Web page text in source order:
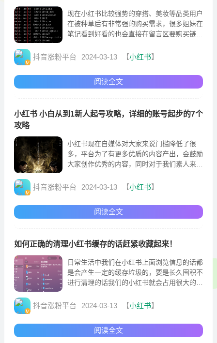
现在小红书比较强势的穿搭、美妆等品类用户
在被种草后有非常强的购买需求，很多姐妹在
笔记看到好看的也会直接在留言区要购买链
严
抖音涨粉平台 2024-03-13 【小红书】
阅读全文
小红书 小白从到1新人起号攻略，详细的账号起步的7个
攻略
小红书现在自媒体对大家来说门槛降低了很
多，平台为了有更多优质的内容产出，会鼓励
大家创作优秀的内容，同时对于我们素人来
抖音涨粉平台 2024-03-13 【小红书】
阅读全文
如何正确的清理小红书缓存的话赶紧收藏起来！
日常生活中我们在小红书上面浏览信息的话都
是会产生一定的缓存垃圾的，要是长久囤积不
进行清理的话我们的小红书就会占用很大的内
缓存还是很好奇的
抖音涨粉平台 2024-03-13 【小红书】
阅读全文